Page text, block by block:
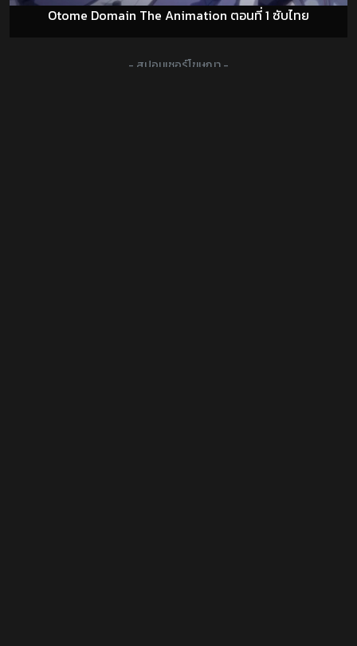
Otome Domain The Animation ตอนที่ 1 ซับไทย
- สปอนเซอร์โฆษณา -